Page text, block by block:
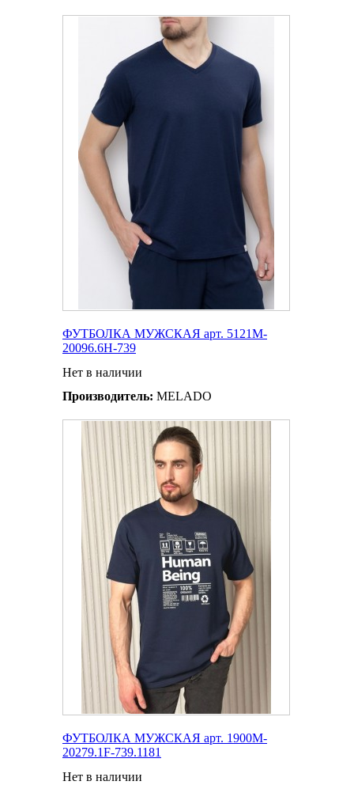
ФУТБОЛКА МУЖСКАЯ арт. 5121M-
20096.6H-739
Нет в наличии
Производитель: MELADO
ФУТБОЛКА МУЖСКАЯ арт. 1900M-
20279.1F-739.1181
Нет в наличии